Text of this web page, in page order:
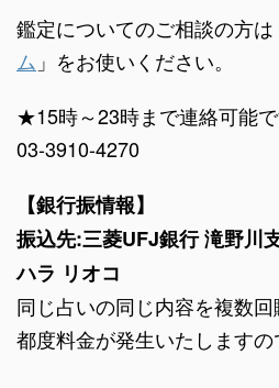
鑑定についてのご相談の方は
ム 」をお使いください。
★15時～23時まで連絡可能で
03-3910-4270
【銀行振情報】
振込先:三菱UFJ銀行 滝野川
ハラ リオコ
同じ占いの同じ内容を複数
都度料金が発生いたしますの